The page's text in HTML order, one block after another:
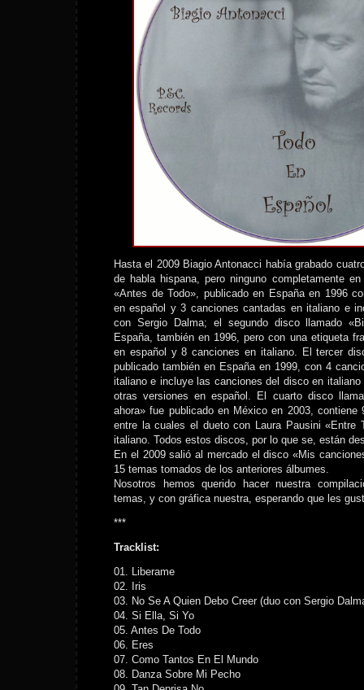
Hasta el 2009 Biagio Antonacci había grabado
de habla hispana, pero ninguno completamente
«Antes de Todo», publicado en España en 1996
en español y 3 canciones cantadas en italiano e
con Sergio Dalma; el segundo disco llamado
España, también en 1996, pero con una etiqueta
en español y 8 canciones en italiano. El tercer
publicado también en España en 1999, con 4
italiano e incluye las canciones del disco en
otras versiones en español. El cuarto disco
ahora» fue publicado en México en 2003, contiene
entre la cuales el dueto con Laura Pausini
italiano. Todos estos discos, por lo que se, están
En el 2009 salió al mercado el disco «Mis
15 temas tomados de los anteriores álbumes.
Nosotros hemos querido hacer nuestra
temas, y con gráfica nuestra, esperando que les
***
Tracklist:
01. Liberame
02. Iris
03. No Se A Quien Debo Creer (duo con Sergio
04. Si Ella, Si Yo
05. Antes De Todo
06. Eres
07. Como Tantos En El Mundo
08. Danza Sobre Mi Pecho